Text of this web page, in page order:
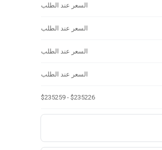
السعر عند الطلب
السعر عند الطلب
السعر عند الطلب
السعر عند الطلب
$235226 - $235259